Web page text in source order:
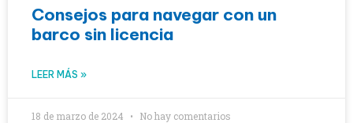
Consejos para navegar con un
barco sin licencia
LEER MÁS »
18 de marzo de 2024 No hay comentarios